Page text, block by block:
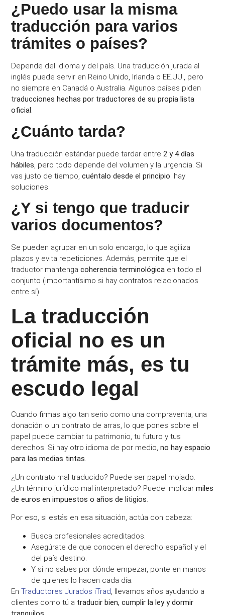
¿Puedo usar la misma
traducción para varios
trámites o países?
Depende del idioma y del país. Una traducción jurada al
inglés puede servir en Reino Unido, Irlanda o EE.UU., pero
no siempre en Canadá o Australia. Algunos países piden
traducciones hechas por traductores de su propia lista
oficial.
¿Cuánto tarda?
Una traducción estándar puede tardar entre2 y 4 días
hábiles , pero todo depende del volumen y la urgencia. Si
vas justo de tiempo,cuéntalo desde el principio: hay
soluciones.
¿Y si tengo que traducir
varios documentos?
Se pueden agrupar en un solo encargo, lo que agiliza
plazos y evita repeticiones. Además, permite que el
traductor mantengacoherencia terminológica en todo el
conjunto (importantísimo si hay contratos relacionados
entre sí).
La traducción
oficial no es un
trámite más, es tu
escudo legal
Cuando firmas algo tan serio como una compraventa, una
donación o un contrato de arras, lo que pones sobre el
papel puede cambiar tu patrimonio, tu futuro y tus
derechos. Si hay otro idioma de por medio,no hay espacio
para las medias tintas.
¿Un contrato mal traducido? Puede ser papel mojado.
¿Un término jurídico mal interpretado? Puede implicarmiles
de euros en impuestos o años de litigios.
Por eso, si estás en esa situación, actúa con cabeza:
Busca profesionales acreditados.
Asegúrate de que conocen el derecho español y el
del país destino.
Y si no sabes por dónde empezar, ponte en manos
de quienes lo hacen cada día.
En Traductores Jurados iTrad , llevamos años ayudando a
clientes como tú a traducir bien, cumplir la ley y dormir